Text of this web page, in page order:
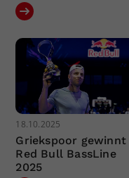
18.10.2025
Griekspoor gewinnt
Red Bull BassLine
2025